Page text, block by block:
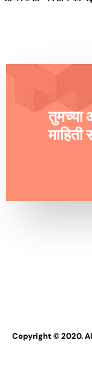
तुमच्या
Copyright © 2020.